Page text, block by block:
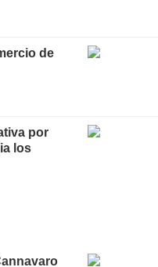
de
por
los